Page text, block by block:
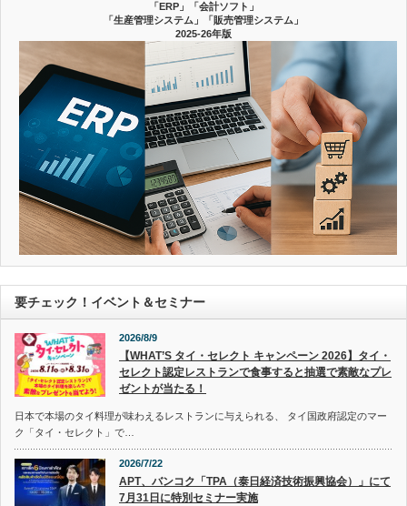
「ERP」「会計ソフト」
「生産管理システム」「販売管理システム」
2025-26年版
要チェック！イベント＆セミナー
2026/8/9
【WHAT’S タイ・セレクト キャンペーン 2026】タイ・
セレクト認定レストランで食事すると抽選で素敵なプレ
ゼントが当たる！
日本で本場のタイ料理が味わえるレストランに与えられる、 タイ国政府認定のマー
ク「タイ・セレクト」で…
2026/7/22
APT、バンコク「TPA（泰日経済技術振興協会）」にて
7月31日に特別セミナー実施